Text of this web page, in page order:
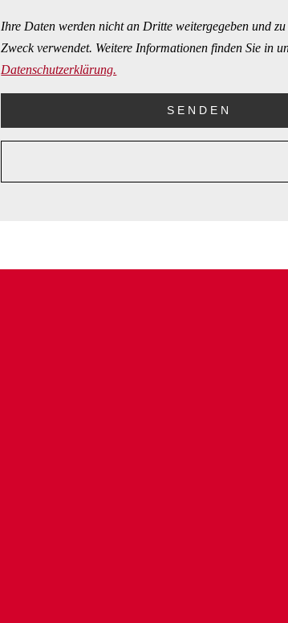
Ihre Daten werden nicht an Dritte weitergegeben und
Zweck verwendet. Weitere Informationen finden Sie in
Datenschutzerklärung.